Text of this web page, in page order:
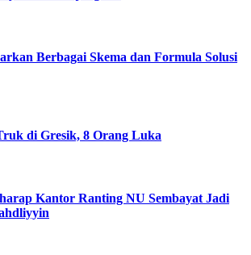
Berbagai Skema dan Formula Solusi
di Gresik, 8 Orang Luka
Kantor Ranting NU Sembayat Jadi